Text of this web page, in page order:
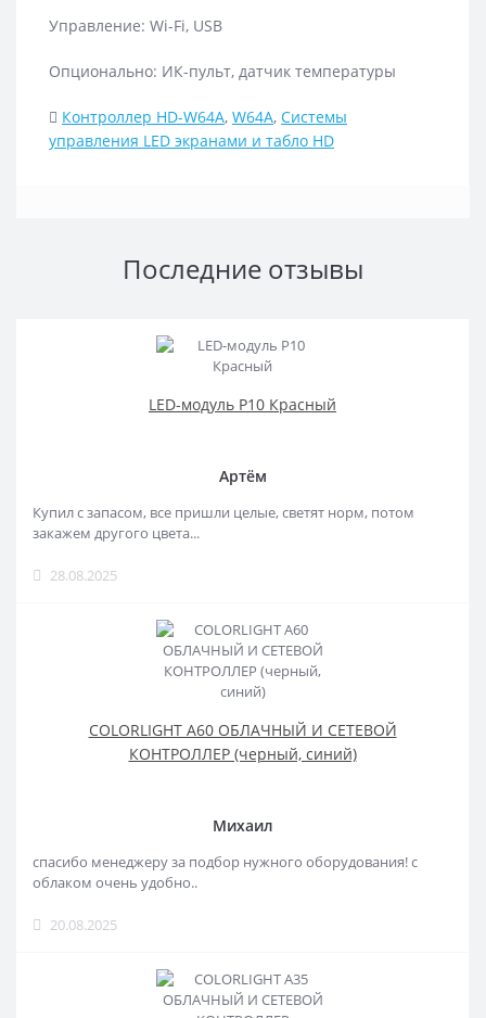
Управление: Wi-Fi, USB
Опционально: ИК-пульт, датчик температуры
Контроллер HD-W64A, W64A, Системы
управления LED экранами и табло HD
Последние отзывы
LED-модуль P10 Красный
Артём
Купил с запасом, все пришли целые, светят норм, потом
закажем другого цвета...
28.08.2025
COLORLIGHT A60 ОБЛАЧНЫЙ И СЕТЕВОЙ
КОНТРОЛЛЕР (черный, синий)
Михаил
спасибо менеджеру за подбор нужного оборудования! с
облаком очень удобно..
20.08.2025